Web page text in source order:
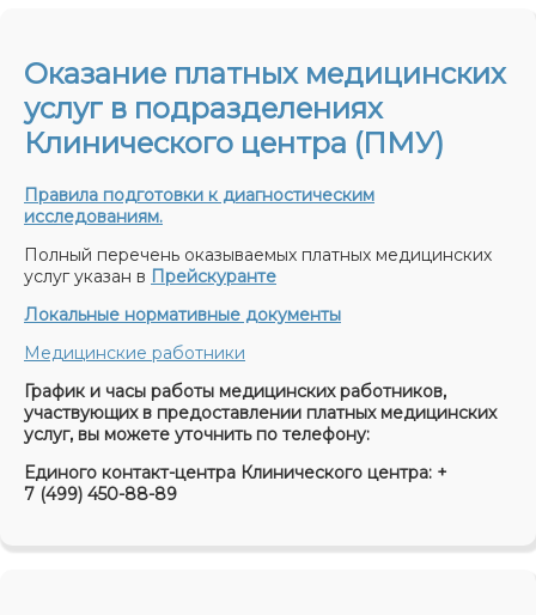
Оказание платных медицинских
услуг в подразделениях
Клинического центра (ПМУ)
Правила подготовки к диагностическим
исследованиям.
Полный перечень оказываемых платных медицинских
услуг указан в Прейскуранте
Локальные нормативные документы
Медицинские работники
График и часы работы медицинских работников,
участвующих в предоставлении платных медицинских
услуг, вы можете уточнить по телефону:
Единого контакт-центра Клинического центра: +
7 (499) 450-88-89